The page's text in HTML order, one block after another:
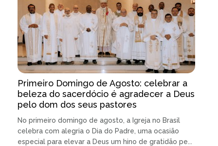
Primeiro Domingo de Agosto: celebrar a
beleza do sacerdócio é agradecer a Deus
pelo dom dos seus pastores
No primeiro domingo de agosto, a Igreja no Brasil
celebra com alegria o Dia do Padre, uma ocasião
especial para elevar a Deus um hino de gratidão pe...